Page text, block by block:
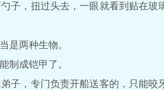
，扭过头去，一眼就看到贴在玻
两种生物。
成铠甲了。
，专门负责开船送客的，只能咬